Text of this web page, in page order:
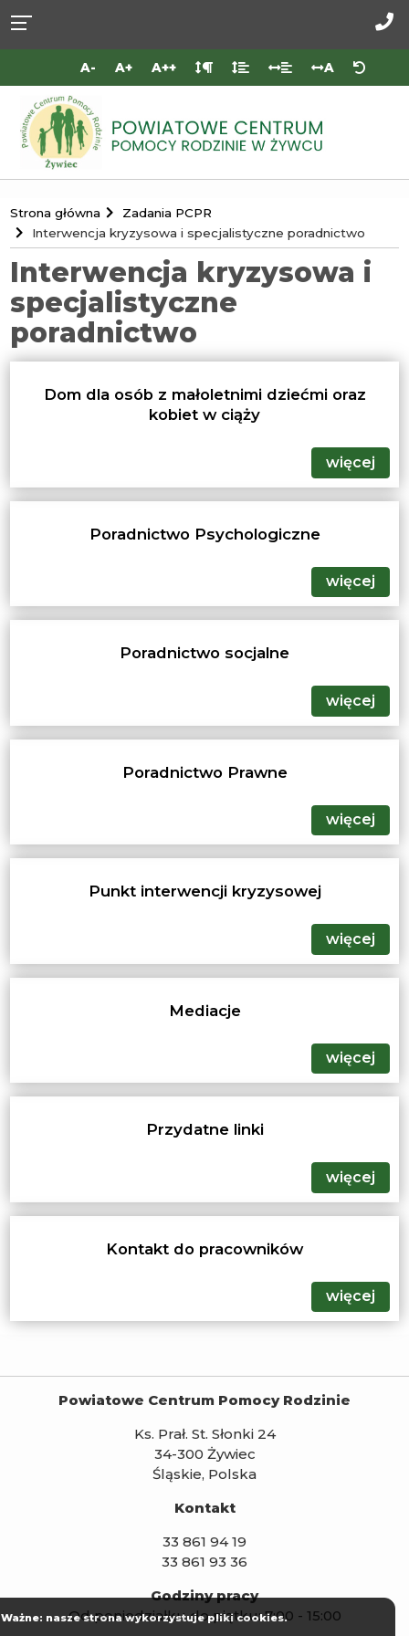
dostępności
głównej
treści
menu
stopki
nas
A- A+ A++ A
Portal
Powiatowego
Centrum
Pomocy
Rodzinie
w
Żywcu
Strona główna
Zadania PCPR
Interwencja kryzysowa i specjalistyczne poradnictwo
Interwencja kryzysowa i
specjalistyczne
poradnictwo
Dom dla osób z małoletnimi dziećmi oraz
kobiet w ciąży
więcej
Poradnictwo Psychologiczne
więcej
Poradnictwo socjalne
więcej
Poradnictwo Prawne
więcej
Punkt interwencji kryzysowej
więcej
Mediacje
więcej
Przydatne linki
więcej
Kontakt do pracowników
więcej
Powiatowe Centrum Pomocy Rodzinie
Ks. Prał. St. Słonki 24
34-300 Żywiec
Śląskie, Polska
Kontakt
33 861 94 19
33 861 93 36
Godziny pracy
Od poniedziałku do piątku: 7:00 - 15:00
Ważne: nasze strona wykorzystuje pliki cookies.